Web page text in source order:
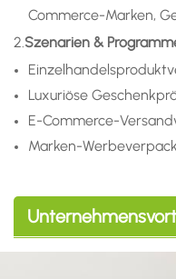
Commerce-Marken,
2.Szenarien &
Luxuriöse
E-Commerce-
Marken-